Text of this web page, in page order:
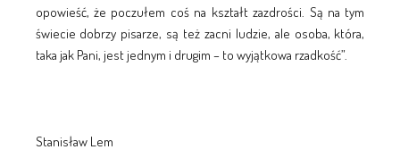
opowieść, że poczułem coś na kształt zazdrości. Są na tym
świecie dobrzy pisarze, są też zacni ludzie, ale osoba, która,
taka jak Pani, jest jednym i drugim – to wyjątkowa rzadkość”.
Stanisław Lem